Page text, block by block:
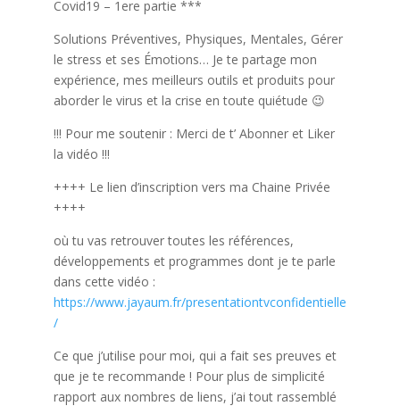
Covid19 – 1ere partie ***
Solutions Préventives, Physiques, Mentales, Gérer
le stress et ses Émotions… Je te partage mon
expérience, mes meilleurs outils et produits pour
aborder le virus et la crise en toute quiétude 😉
!!! Pour me soutenir : Merci de t’ Abonner et Liker
la vidéo !!!
++++ Le lien d’inscription vers ma Chaine Privée
++++
où tu vas retrouver toutes les références,
développements et programmes dont je te parle
dans cette vidéo :
https://www.jayaum.fr/presentationtvconfidentielle
/
Ce que j’utilise pour moi, qui a fait ses preuves et
que je te recommande ! Pour plus de simplicité
rapport aux nombres de liens, j’ai tout rassemblé